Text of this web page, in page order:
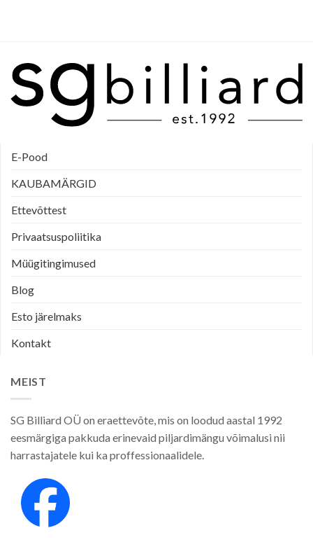
E-Pood
KAUBAMÄRGID
Ettevõttest
Privaatsuspoliitika
Müügitingimused
Blog
Esto järelmaks
Kontakt
MEIST
SG Billiard OÜ on eraettevõte, mis on loodud aastal 1992
eesmärgiga pakkuda erinevaid piljardimängu võimalusi nii
harrastajatele kui ka proffessionaalidele.